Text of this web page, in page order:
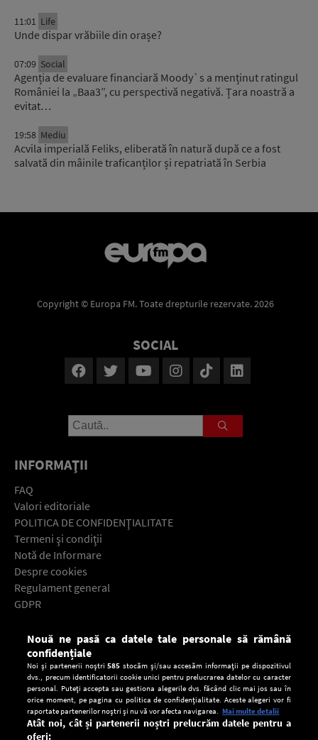
11:01 Life
Unde dispar vrăbiile din orașe?
07:09 Social
Agenția de evaluare financiară Moody`s a menținut ratingul
României la „Baa3”, cu perspectivă negativă. Țara noastră a
evitat…
19:58 Mediu
Acvila imperială Feliks, eliberată în natură după ce a fost
salvată din mâinile traficanților și repatriată în Serbia
Copyright © Europa FM. Toate drepturile rezervate. 2026
SOCIAL
INFORMAŢII
FAQ
Valori editoriale
POLITICA DE CONFIDENŢIALITATE
Termeni şi condiţii
Notă de Informare
Despre cookies
Regulament general
GDPR
Descarcă gratuit aplicaţia Europa FM pentru smartphone:
Nouă ne pasă ca datele tale personale să rămână
confidențiale
Noi și partenerii noștri585 stocăm și/sau accesăm informații pe dispozitivul
dvs., precum identificatorii cookie unici pentru prelucrarea datelor cu caracter
personal. Puteți accepta sau gestiona alegerile dvs. făcând clic mai jos sau în
orice moment, pe pagina cu politica de confidențialitate. Aceste alegeri vor fi
raportate partenerilor noștri și nu vă vor afecta navigarea. Mai multe detalii
Atât noi, cât și partenerii noștri prelucrăm datele pentru a
oferi: